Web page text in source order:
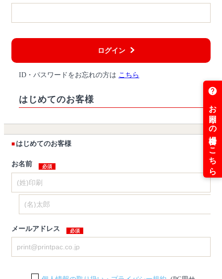
ログイン
ID・パスワードをお忘れの方は こちら
はじめてのお客様
はじめてのお客様
お名前
メールアドレス